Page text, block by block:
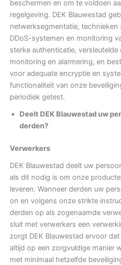
beschermen en om te voldoen
regelgeving. DEK Blauwestad
netwerksegmentatie, technieken
DDoS-systemen en monitoring
sterke authenticatie,
monitoring en alarmering, en
voor adequate encryptie en
functionaliteit van onze
periodiek getest.
Deelt DEK Blauwestad uw
derden?
Verwerkers
DEK Blauwestad deelt uw
als dit nodig is om onze
leveren. Wanneer derden uw
on en volgens onze strikte
derden op als zogenaamde
sluit met verwerkers een
zorgt DEK Blauwestad ervoor
altijd op een zorgvuldige manier
met minimaal hetzelfde